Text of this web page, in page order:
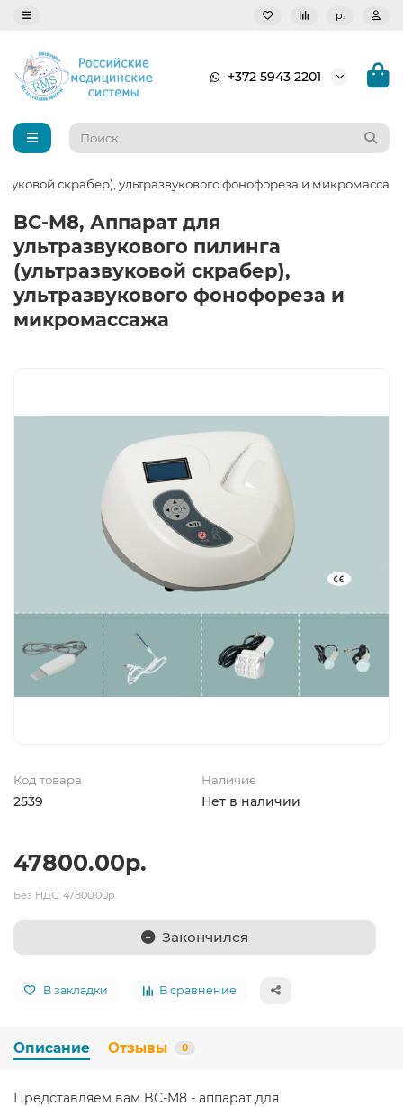
р.
+372 5943 2201
скрабер), ультразвукового фонофореза и
BC-M8, Аппарат для
ультразвукового пилинга
(ультразвуковой скрабер),
ультразвукового фонофореза и
микромассажа
Код товара
2539
Наличие
Нет в наличии
47800.00р.
Без НДС: 47800.00р.
Закончился
В закладки В сравнение
Описание Отзывы 0
Представляем вам BC-M8 - аппарат для